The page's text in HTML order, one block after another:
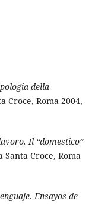
della
Croce, Roma 2004,
Il “domestico”
Croce, Roma
Ensayos de